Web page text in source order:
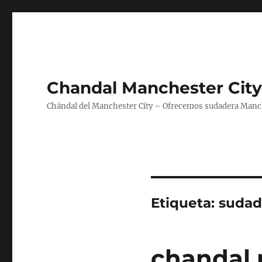
Chandal Manchester
Chándal del Manchester City – Ofrecemos sudadera
Etiqueta: